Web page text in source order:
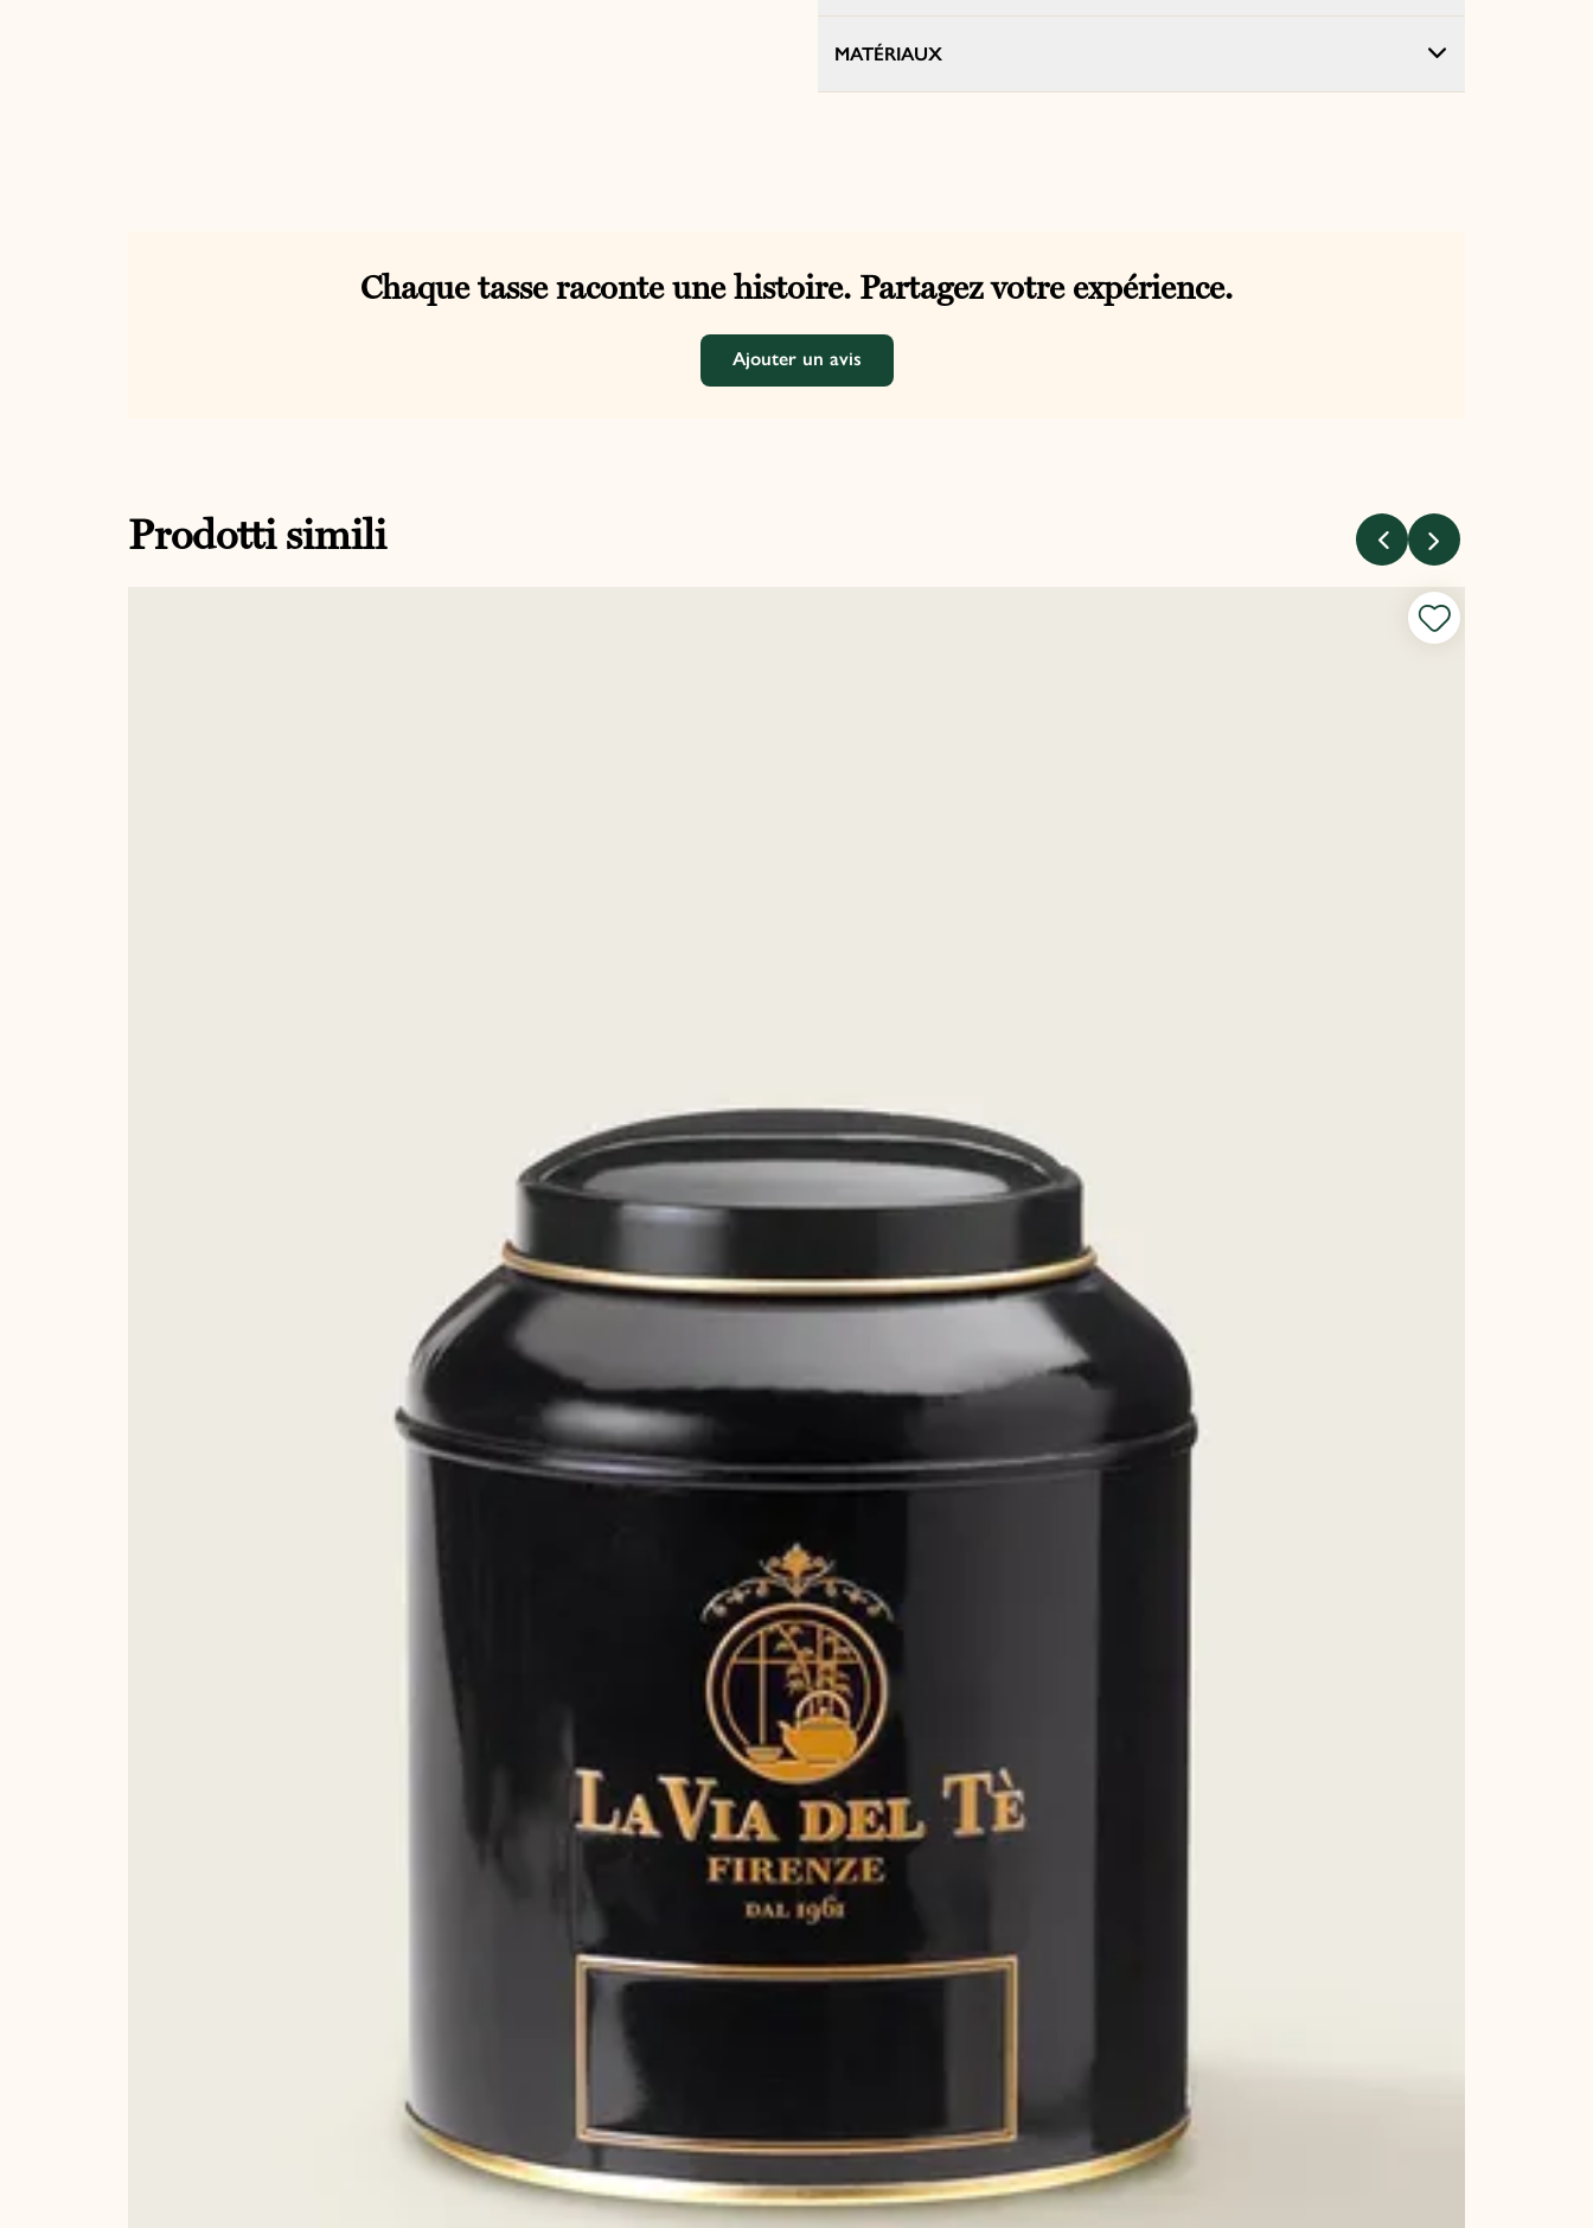
MATÉRIAUX
Chaque tasse raconte une histoire. Partagez votre expérience.
Ajouter un avis
Prodotti simili